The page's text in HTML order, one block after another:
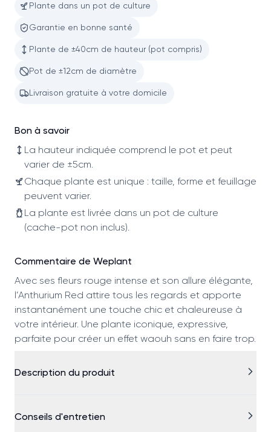
Plante dans un pot de culture
Garantie en bonne santé
Plante de ±40cm de hauteur (pot compris)
Pot de ±12cm de diamètre
Livraison gratuite à votre domicile
Bon à savoir
La hauteur indiquée comprend le pot et peut
varier de ±5cm.
Chaque plante est unique : taille, forme et feuillage
peuvent varier.
La plante est livrée dans un pot de culture
(cache-pot non inclus).
Commentaire de Weplant
Avec ses fleurs rouge intense et son allure élégante,
l’Anthurium Red attire tous les regards et apporte
instantanément une touche chic et chaleureuse à
votre intérieur. Une plante iconique, expressive,
parfaite pour créer un effet waouh sans en faire trop.
Description du produit
Conseils d'entretien